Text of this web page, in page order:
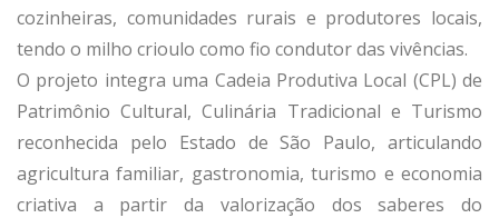
cozinheiras, comunidades rurais e produtores locais,
tendo o milho crioulo como fio condutor das vivências.
O projeto integra uma Cadeia Produtiva Local (CPL) de
Patrimônio Cultural, Culinária Tradicional e Turismo
reconhecida pelo Estado de São Paulo, articulando
agricultura familiar, gastronomia, turismo e economia
criativa a partir da valorização dos saberes do